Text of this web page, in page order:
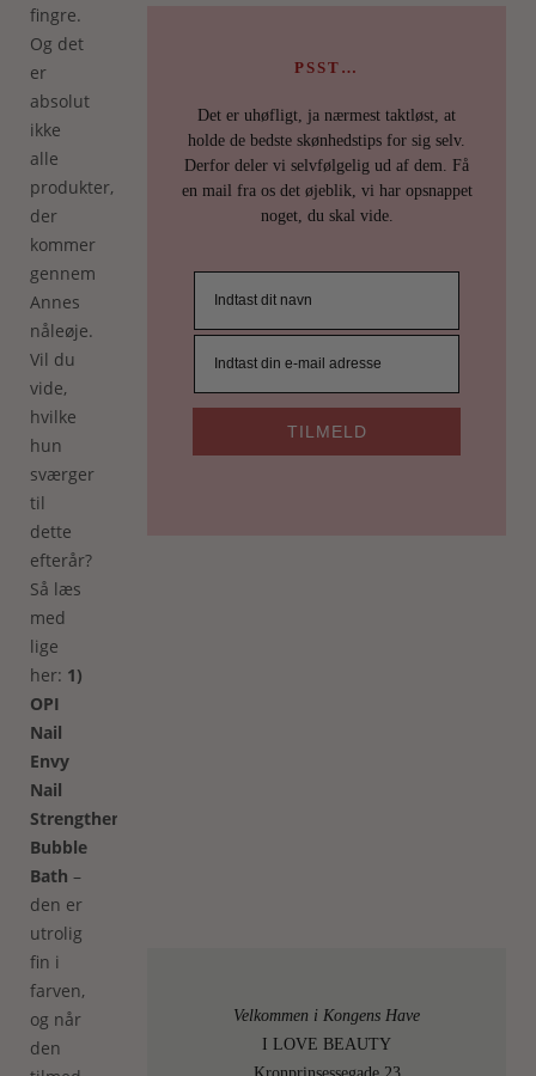
fingre.
Og det
er
absolut
ikke
alle
produkter,
der
kommer
gennem
Annes
nåleøje.
Vil du
vide,
hvilke
hun
sværger
til
dette
efterår?
Så læs
med
lige
her: 1)
OPI
Nail
Envy
Nail
Strengthener
Bubble
Bath –
den er
utrolig
fin i
farven,
og når
den
PSST…
Det er uhøfligt, ja nærmest taktløst, at
holde de bedste skønhedstips for sig selv.
Derfor deler vi selvfølgelig ud af dem. Få
en mail fra os det øjeblik, vi har opsnappet
noget, du skal vide.
TILMELD
Velkommen i Kongens Have
I LOVE BEAUTY